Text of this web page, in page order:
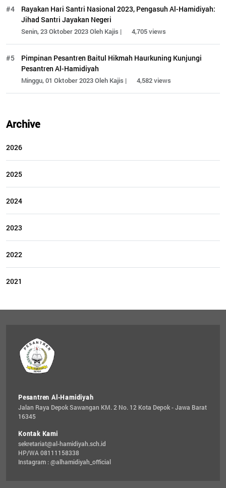
#4
Rayakan Hari Santri Nasional 2023, Pengasuh Al-Hamidiyah:
Jihad Santri Jayakan Negeri
Senin, 23 Oktober 2023 Oleh Kajis | 4,705 views
#5
Pimpinan Pesantren Baitul Hikmah Haurkuning Kunjungi
Pesantren Al-Hamidiyah
Minggu, 01 Oktober 2023 Oleh Kajis | 4,582 views
Archive
2026
2025
2024
2023
2022
2021
Pesantren Al-Hamidiyah
Jalan Raya Depok Sawangan KM. 2 No. 12 Kota Depok - Jawa Barat
16345
Kontak Kami
sekretariat@al-hamidiyah.sch.id
HP/WA 08111158338
Instagram : @alhamidiyah_official